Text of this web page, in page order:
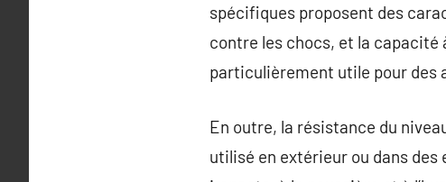
spécifiques proposent des
contre les chocs, et la
particulièrement utile pour des
En outre, la résistance du
utilisé en extérieur ou dans